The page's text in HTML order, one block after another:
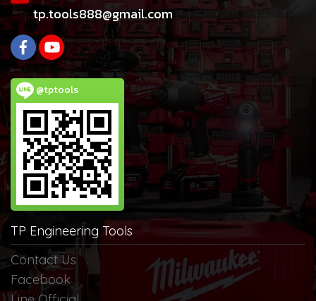
tp.tools888@gmail.com
@tptools
TP Engineering Tools
Contact Us
Facebook